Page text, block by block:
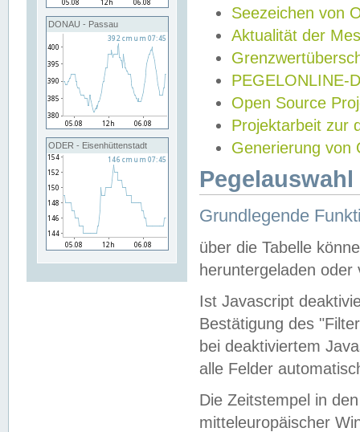
DONAU - Passau
ODER - Eisenhüttenstadt
Seezeichen von
Aktualität der
PEGELONLINE-
Open Source
Projektarbeit zur
Generierung von
Grundlegende
über die Tabelle
heruntergeladen oder
Ist Javascript
Bestätigung des
bei deaktiviertem
alle Felder
Die Zeitstempel in
mitteleuropäischer